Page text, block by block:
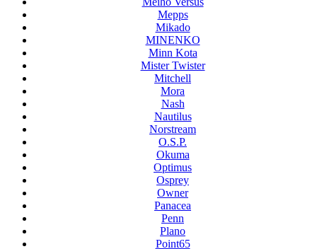
Mepps
Mikado
MINENKO
Minn Kota
Mister Twister
Mitchell
Mora
Nash
Nautilus
Norstream
O.S.P.
Okuma
Optimus
Osprey
Owner
Panacea
Penn
Plano
Point65